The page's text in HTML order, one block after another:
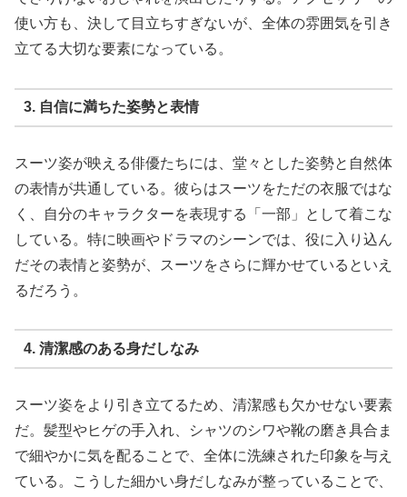
使い方も、決して目立ちすぎないが、全体の雰囲気を引き
立てる大切な要素になっている。
3. 自信に満ちた姿勢と表情
スーツ姿が映える俳優たちには、堂々とした姿勢と自然体
の表情が共通している。彼らはスーツをただの衣服ではな
く、自分のキャラクターを表現する「一部」として着こな
している。特に映画やドラマのシーンでは、役に入り込ん
だその表情と姿勢が、スーツをさらに輝かせているといえ
るだろう。
4. 清潔感のある身だしなみ
スーツ姿をより引き立てるため、清潔感も欠かせない要素
だ。髪型やヒゲの手入れ、シャツのシワや靴の磨き具合ま
で細やかに気を配ることで、全体に洗練された印象を与え
ている。こうした細かい身だしなみが整っていることで、